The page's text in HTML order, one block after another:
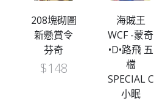
208塊砌圖
新懸賞令
芬奇
$148
海賊王
WCF -蒙奇
•D•路飛 五
檔
SPECIAL C
小眠